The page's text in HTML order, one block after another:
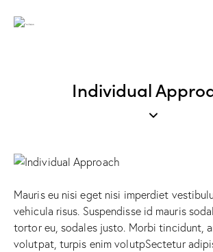
Individual
Mauris eu nisi eget nisi imperdiet
vehicula risus. Suspendisse id mauris
tortor eu, sodales justo. Morbi tincidunt,
volutpat, turpis enim volutpSectetur